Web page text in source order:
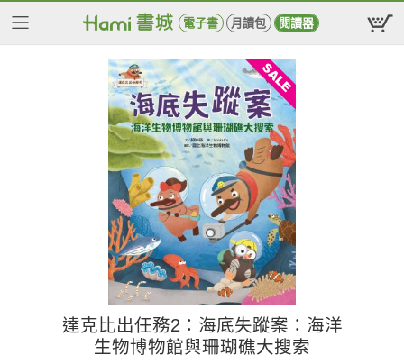
電子書 月讀包 閱讀器
達克比出任務2：海底失蹤案：海洋
生物博物館與珊瑚礁大搜索